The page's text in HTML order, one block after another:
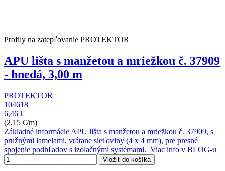
Profily na zatepľovanie PROTEKTOR
APU lišta s manžetou a mriežkou č. 37909
- hnedá, 3,00 m
PROTEKTOR
104618
6,46 €
(2,15 €/m)
Základné informácie APU lišta s manžetou a mriežkou č. 37909, s
pružnými lamelami, vrátane sieťoviny (4 x 4 mm), pre presné
spojenie podhľadov s izolačnými systémami. Viac info v BLOG-u
Vložiť do košíka